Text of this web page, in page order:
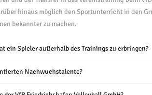
hinaus möglich den Sportunterricht in den
bekannter zu machen.
ein Spieler außerhalb des Trainings zu erbringen?
Nachwuchstalente?